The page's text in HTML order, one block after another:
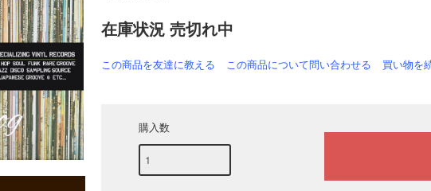
在庫状況 売切れ中
この商品を友達に教える この商品について問い合わせる 買い物を
購入数